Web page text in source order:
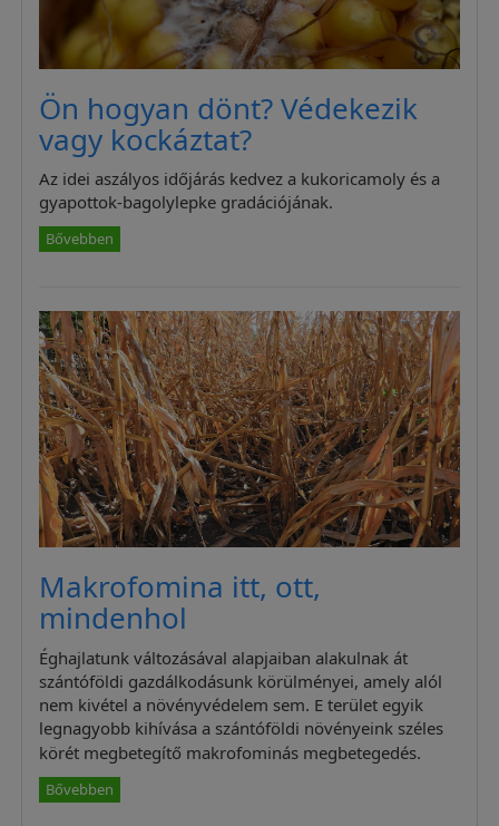
Ön hogyan dönt? Védekezik
vagy kockáztat?
Az idei aszályos időjárás kedvez a kukoricamoly és a
gyapottok-bagolylepke gradációjának.
Bővebben
Makrofomina itt, ott,
mindenhol
Éghajlatunk változásával alapjaiban alakulnak át
szántóföldi gazdálkodásunk körülményei, amely alól
nem kivétel a növényvédelem sem. E terület egyik
legnagyobb kihívása a szántóföldi növényeink széles
körét megbetegítő makrofominás megbetegedés.
Bővebben